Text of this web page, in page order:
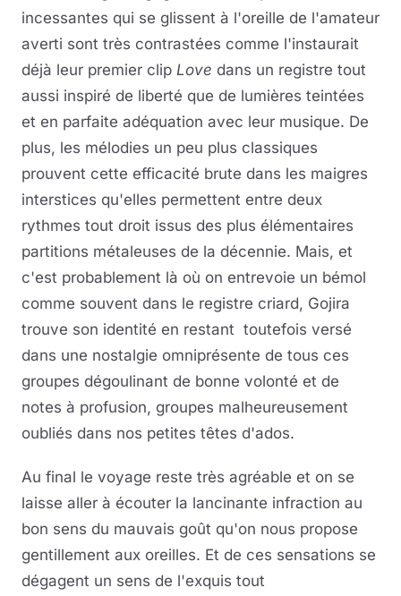
incessantes qui se glissent à l'oreille de l'amateur
averti sont très contrastées comme l'instaurait
déjà leur premier clip Love dans un registre tout
aussi inspiré de liberté que de lumières teintées
et en parfaite adéquation avec leur musique. De
plus, les mélodies un peu plus classiques
prouvent cette efficacité brute dans les maigres
interstices qu'elles permettent entre deux
rythmes tout droit issus des plus élémentaires
partitions métaleuses de la décennie. Mais, et
c'est probablement là où on entrevoie un bémol
comme souvent dans le registre criard, Gojira
trouve son identité en restant toutefois versé
dans une nostalgie omniprésente de tous ces
groupes dégoulinant de bonne volonté et de
notes à profusion, groupes malheureusement
oubliés dans nos petites têtes d'ados.
Au final le voyage reste très agréable et on se
laisse aller à écouter la lancinante infraction au
bon sens du mauvais goût qu'on nous propose
gentillement aux oreilles. Et de ces sensations se
dégagent un sens de l'exquis tout